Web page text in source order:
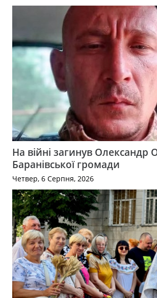
На війні загинув Олександр
Баранівської громади
Четвер, 6 Серпня, 2026